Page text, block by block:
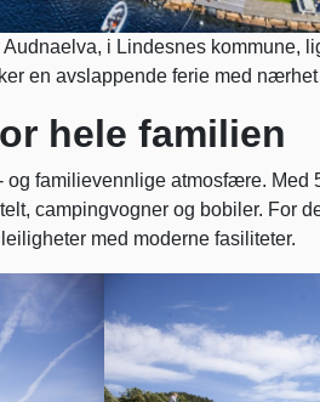
i Lindesnes kommune,
en avslappende ferie med
hele familien
familievennlige atmosfære. Med
campingvogner og bobiler. For
med moderne fasiliteter.